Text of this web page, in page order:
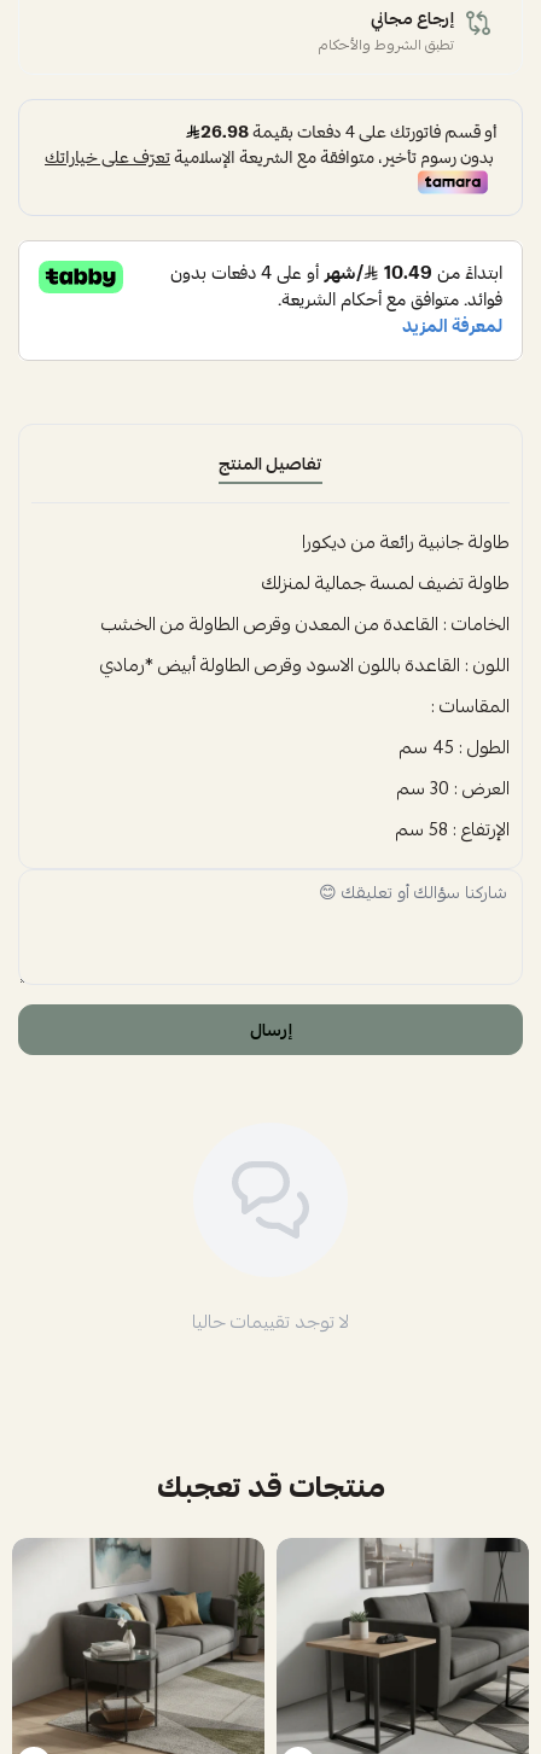
إرجاع مجاني
تطبق الشروط والأحكام
تفاصيل المنتج
طاولة جانبية رائعة من ديكورا
طاولة تضيف لمسة جمالية لمنزلك
الخامات : القاعدة من المعدن وقرص الطاولة من الخشب
اللون : القاعدة باللون الاسود وقرص الطاولة أبيض *رمادي
المقاسات :
الطول : 45 سم
العرض : 30 سم
الإرتفاع : 58 سم
إرسال
لا توجد تقييمات حاليا
منتجات قد تعجبك